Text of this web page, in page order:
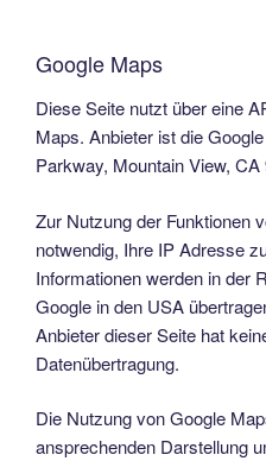
Google Maps
Diese Seite nutzt über eine
Maps. Anbieter ist die
Parkway, Mountain View, CA
Zur Nutzung der Funktionen
notwendig, Ihre IP Adresse
Informationen werden in der
Google in den USA
Anbieter dieser Seite hat
Datenübertragung.
Die Nutzung von Google
ansprechenden Darstellung